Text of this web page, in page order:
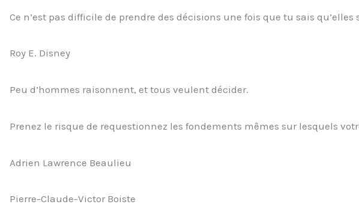
Ce n’est pas difficile de prendre des décisions une fois que tu sais qu’elles
Roy E. Disney
Peu d’hommes raisonnent, et tous veulent décider.
Prenez le risque de requestionnez les fondements mêmes sur lesquels
Adrien Lawrence Beaulieu
Pierre-Claude-Victor Boiste